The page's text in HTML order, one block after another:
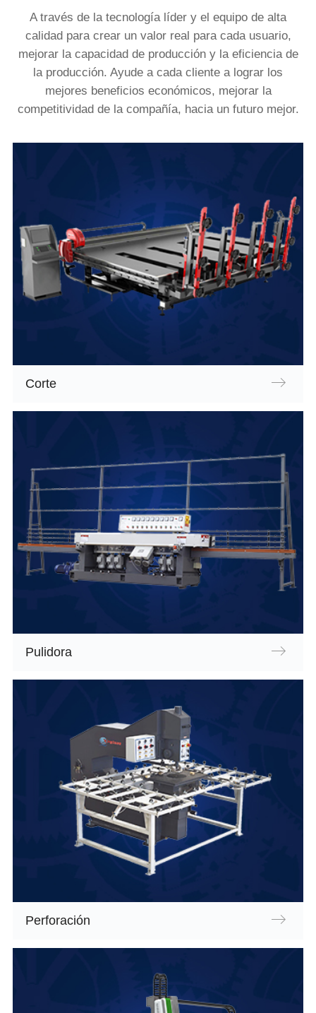
A través de la tecnología líder y el equipo de alta
calidad para crear un valor real para cada usuario,
mejorar la capacidad de producción y la eficiencia de
la producción. Ayude a cada cliente a lograr los
mejores beneficios económicos, mejorar la
competitividad de la compañía, hacia un futuro mejor.
Corte
Pulidora
Perforación